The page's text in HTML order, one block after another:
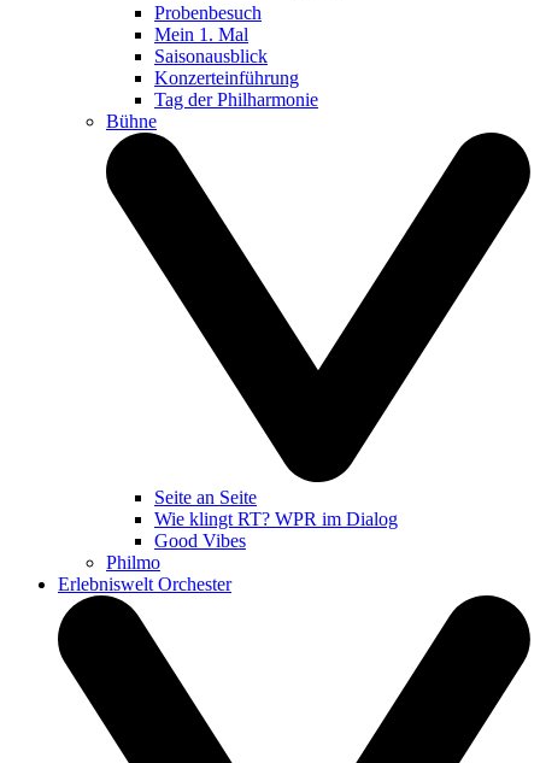
Probenbesuch
Mein 1. Mal
Saisonausblick
Konzerteinführung
Tag der Philharmonie
Bühne
Seite an Seite
Wie klingt RT? WPR im Dialog
Good Vibes
Philmo
Erlebniswelt Orchester